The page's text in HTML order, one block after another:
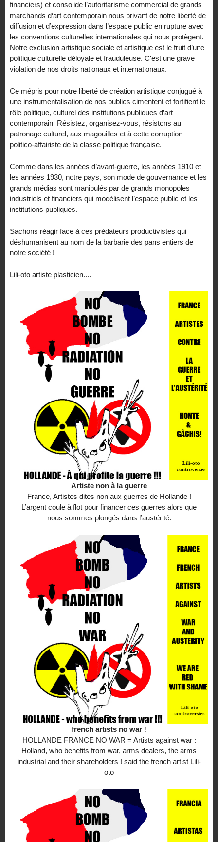
financiers) et consolide l’autoritarisme commercial de grands
marchands d‘art contemporain nous privant de notre liberté de
diffusion et d’expression dans l’espace public en rupture avec
les conventions culturelles internationales qui nous protègent.
Notre exclusion artistique sociale et artistique est le fruit d’une
politique culturelle déloyale et frauduleuse. C’est une grave
violation de nos droits nationaux et internationaux.
Ce mépris pour notre liberté de création artistique conjugué à
une instrumentalisation de nos publics cimentent et fortifient le
rôle politique, culturel des institutions publiques d’art
contemporain. Résistez, organisez-vous, résistons au
patronage culturel, aux magouilles et à cette corruption
politico-affairiste de la classe politique française.
Comme dans les années d’avant-guerre, les années 1910 et
les années 1930, notre pays, son mode de gouvernance et les
grands médias sont manipulés par de grands monopoles
industriels et financiers qui modélisent l’espace public et les
institutions publiques.
Sachons réagir face à ces prédateurs productivistes qui
déshumanisent au nom de la barbarie des pans entiers de
notre société !
Lili-oto artiste plasticien....
Artiste non à la guerre
France, Artistes dites non aux guerres de Hollande !
L’argent coule à flot pour financer ces guerres alors que
nous sommes plongés dans l’austérité.
french artists no war !
HOLLANDE FRANCE NO WAR = Artists against war :
Holland, who benefits from war, arms dealers, the arms
industrial and their shareholders ! said the french artist Lili-
oto